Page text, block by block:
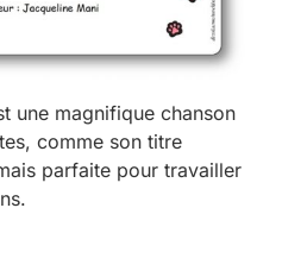
une magnifique chanson
comme son titre
parfaite pour travailler